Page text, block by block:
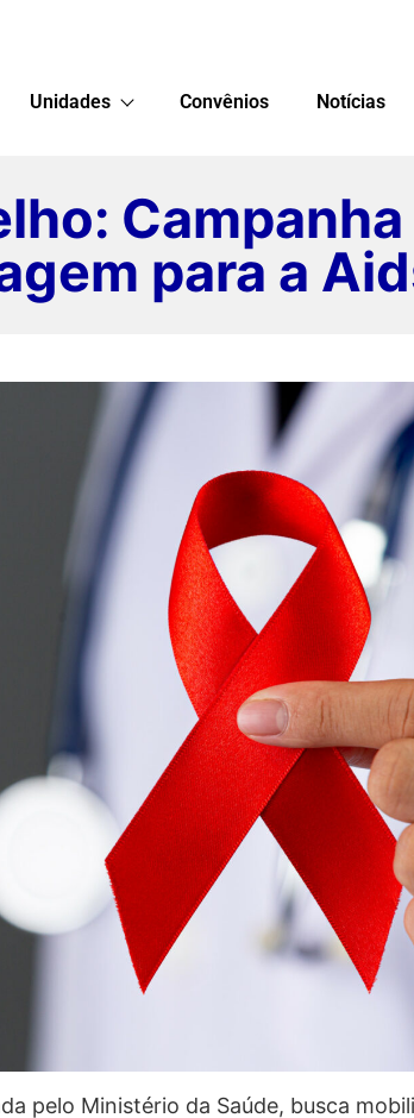
Unidades Convênios Notícias
para a
pelo Ministério da Saúde, busca